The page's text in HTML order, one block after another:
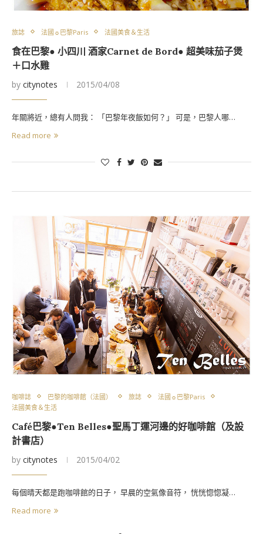
旅誌 法國☼巴黎Paris 法國美食＆生活
食在巴黎● 小四川 酒家Carnet de Bord● 超美味茄子煲
＋口水雞
by citynotes 2015/04/08
年關將近，總有人問我： 「巴黎年夜飯如何？」 可是，巴黎人哪…
Read more
咖啡誌 巴黎的咖啡館（法國） 旅誌
法國☼巴黎Paris
法國美食＆生活
Café巴黎●Ten Belles●聖馬丁運河邊的好咖啡館（及設
計書店）
by citynotes 2015/04/02
每個晴天都是跑咖啡館的日子， 早晨的空氣像音符， 恍恍惚惚凝…
Read more